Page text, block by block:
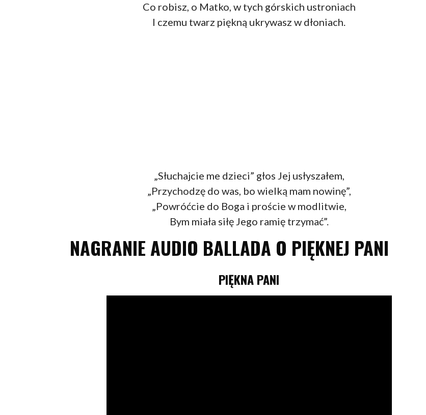
Co robisz, o Matko, w tych górskich ustroniach
I czemu twarz piękną ukrywasz w dłoniach.
„Słuchajcie me dzieci” głos Jej usłyszałem,
„Przychodzę do was, bo wielką mam nowinę”,
„Powróćcie do Boga i proście w modlitwie,
Bym miała siłę Jego ramię trzymać”.
NAGRANIE AUDIO BALLADA O PIĘKNEJ PANI
PIĘKNA PANI